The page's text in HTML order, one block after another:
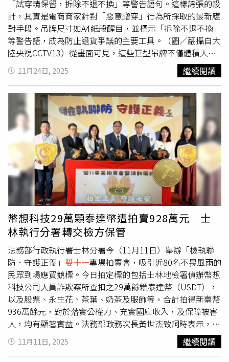
「試穿請保留，拆除不退不換」等警告語句。這樣誇張的設
計，其實是電商商家針對「惡意蹭穿」行為所採取的最新應
對手段。吊牌尺寸如A4紙般醒目，並標示「拆除不退不換」
等警告語，成為防止退貨爭議的主要工具。（圖／翻攝自大
陸央視CCTV13）從畫面可見，這些巨型吊牌不僅體積大，
材質也升級為硬紙板、硬塑料等，厚度與身份證相仿，即使
強行藏入衣內，也會造成穿著不適。根據《央視新聞》與
《央視網》綜合報導，許多商家反映，部分消費者利用電商
平台「七天無理由退貨」政策，購買衣物後僅穿戴一次即退
貨，形同將平台當成免費試衣間。特別是在女裝類別，這類
現象尤為嚴重，因此業者才想出此招針對這些「惡意蹭穿」
的消費者。報導也引述電商業者沈女士說法，以往使用的小
吊牌容易被藏匿，不影響穿搭外觀，因此逐漸轉用A4紙大小
的吊牌進行「物理防禦」，迫使「試穿黨」難以隱藏。沈女
士透露，目前她所販售的每件衣服都同時配備大吊牌、小吊
牌與防拆扣三重設計，若退回商品缺失任一配件，即會直接
拒收。不過這位店商也者也坦言，目前仍時有穿過的衣物退
回來，不僅袖口留有污漬，香水味殘留明顯，商品已無法再
作販售。她無奈指出，「一旦退貨報廢，就得賣數十件才能
補回。」此外，有業者也反映，有消費者在穿過衣物長達十
五天後仍以「出差、不在家」等理由要求退貨，一旦平台判
定商家責任，就須自行承擔報廢損失。業界普遍呼籲，應對
現有「七天無理由退貨」機制做出補充與限制，以保障平台
信任機制不被濫用，同時兼顧消費者與商家雙方權益。隨著
巨型吊牌的需求激增，也催生出專門的供應鏈。一位四川吊
牌製造商表示，自兩年前接獲首筆巨型吊牌訂單後，訂單量
逐年成長。今年「 雙十一」前短短三個月內，諮詢商家達上
千家，吊牌總訂單更達七、八十萬套。許多女裝商戶彼此傳
遞經驗，視其為降低退貨率的有效工具。雖然業者有做法，
11月24日, 2025 繼續閱讀
幣想科技29萬顆泰達幣遭拍賣928萬元 士
林執行分署轉交檢方保管
法務部行政執行署士林分署今（11月11日）舉辦「檢執聯
防．守護正義」 雙十一專場拍賣會，吸引近80名不畏風雨的
民眾到場應買競標。今日拍定標的包括士林地檢署偵辦幣想
科技公司人員詐欺案所查扣之29萬餘顆泰達幣（USDT），
以及股票、永生花、茶葉、奶茶及服飾等，合計拍得新臺幣
936萬餘元，對於落實公權力、充實國庫收入，及保障被害
人，均有顯著實益。法務部政務次長黃世杰致詞時表示，行
政院院長卓榮泰上任後，首重「五打七安」政策，守護安定
公義的社會，「五打」就是打擊「黑、金、槍、毒、詐」等
11月11日, 2025 繼續閱讀